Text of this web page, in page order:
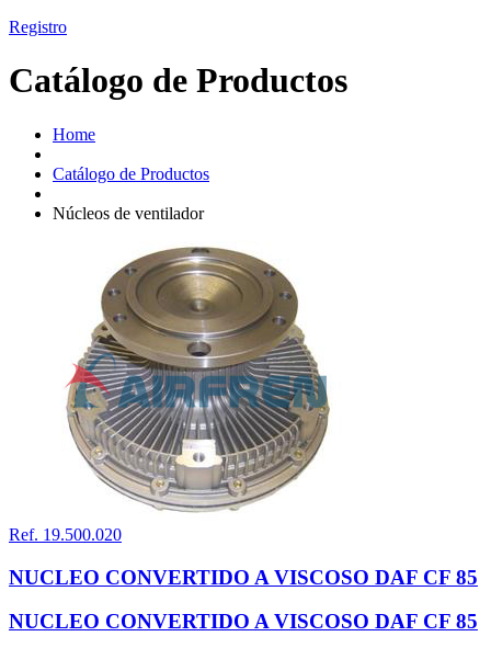
Registro
Catálogo de Productos
Home
Catálogo de Productos
Núcleos de ventilador
Ref. 19.500.020
NUCLEO CONVERTIDO A VISCOSO DAF CF 85
NUCLEO CONVERTIDO A VISCOSO DAF CF 85